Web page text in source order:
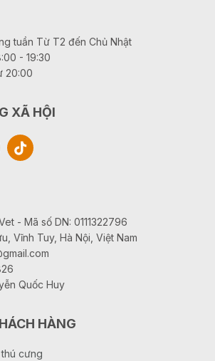
tuần Từ T2 đến Chủ Nhật
- 19:30
20:00
XÃ HỘI
- Mã số DN: 0111322796
Vĩnh Tuy, Hà Nội, Việt Nam
Quốc Huy
HÀNG
cưng